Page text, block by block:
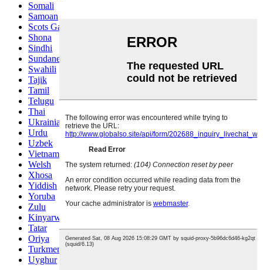
Somali
Samoan
Scots Gaelic
Shona
Sindhi
Sundanese
Swahili
Tajik
Tamil
Telugu
Thai
Ukrainian
Urdu
Uzbek
Vietnamese
Welsh
Xhosa
Yiddish
Yoruba
Zulu
Kinyarwanda
Tatar
Oriya
Turkmen
Uyghur